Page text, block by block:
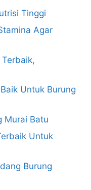
Tinggi
Agar
Untuk Burung
Murai Batu
Untuk
Burung